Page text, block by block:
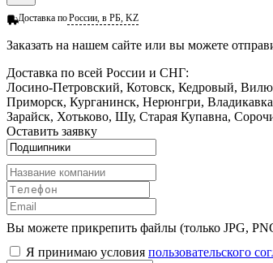
Доставка поРоссии, в РБ, KZ
Заказать на нашем сайте или вы можете
Доставка по всей России и СНГ:
Лосино-Петровский, Котовск, Кедровый,
Приморск, Курганинск, Нерюнгри,
Зарайск, Хотьково, Шу, Старая Купавна,
Оставить заявку
Вы можете прикрепить файлы (только JPG,
Я принимаю условия пользовательского